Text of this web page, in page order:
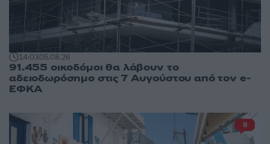
14:0305.08.26
91.455 οικοδόμοι θα λάβουν το
αδειοδωρόσημο στις 7 Αυγούστου από τον e-
ΕΦΚΑ
8